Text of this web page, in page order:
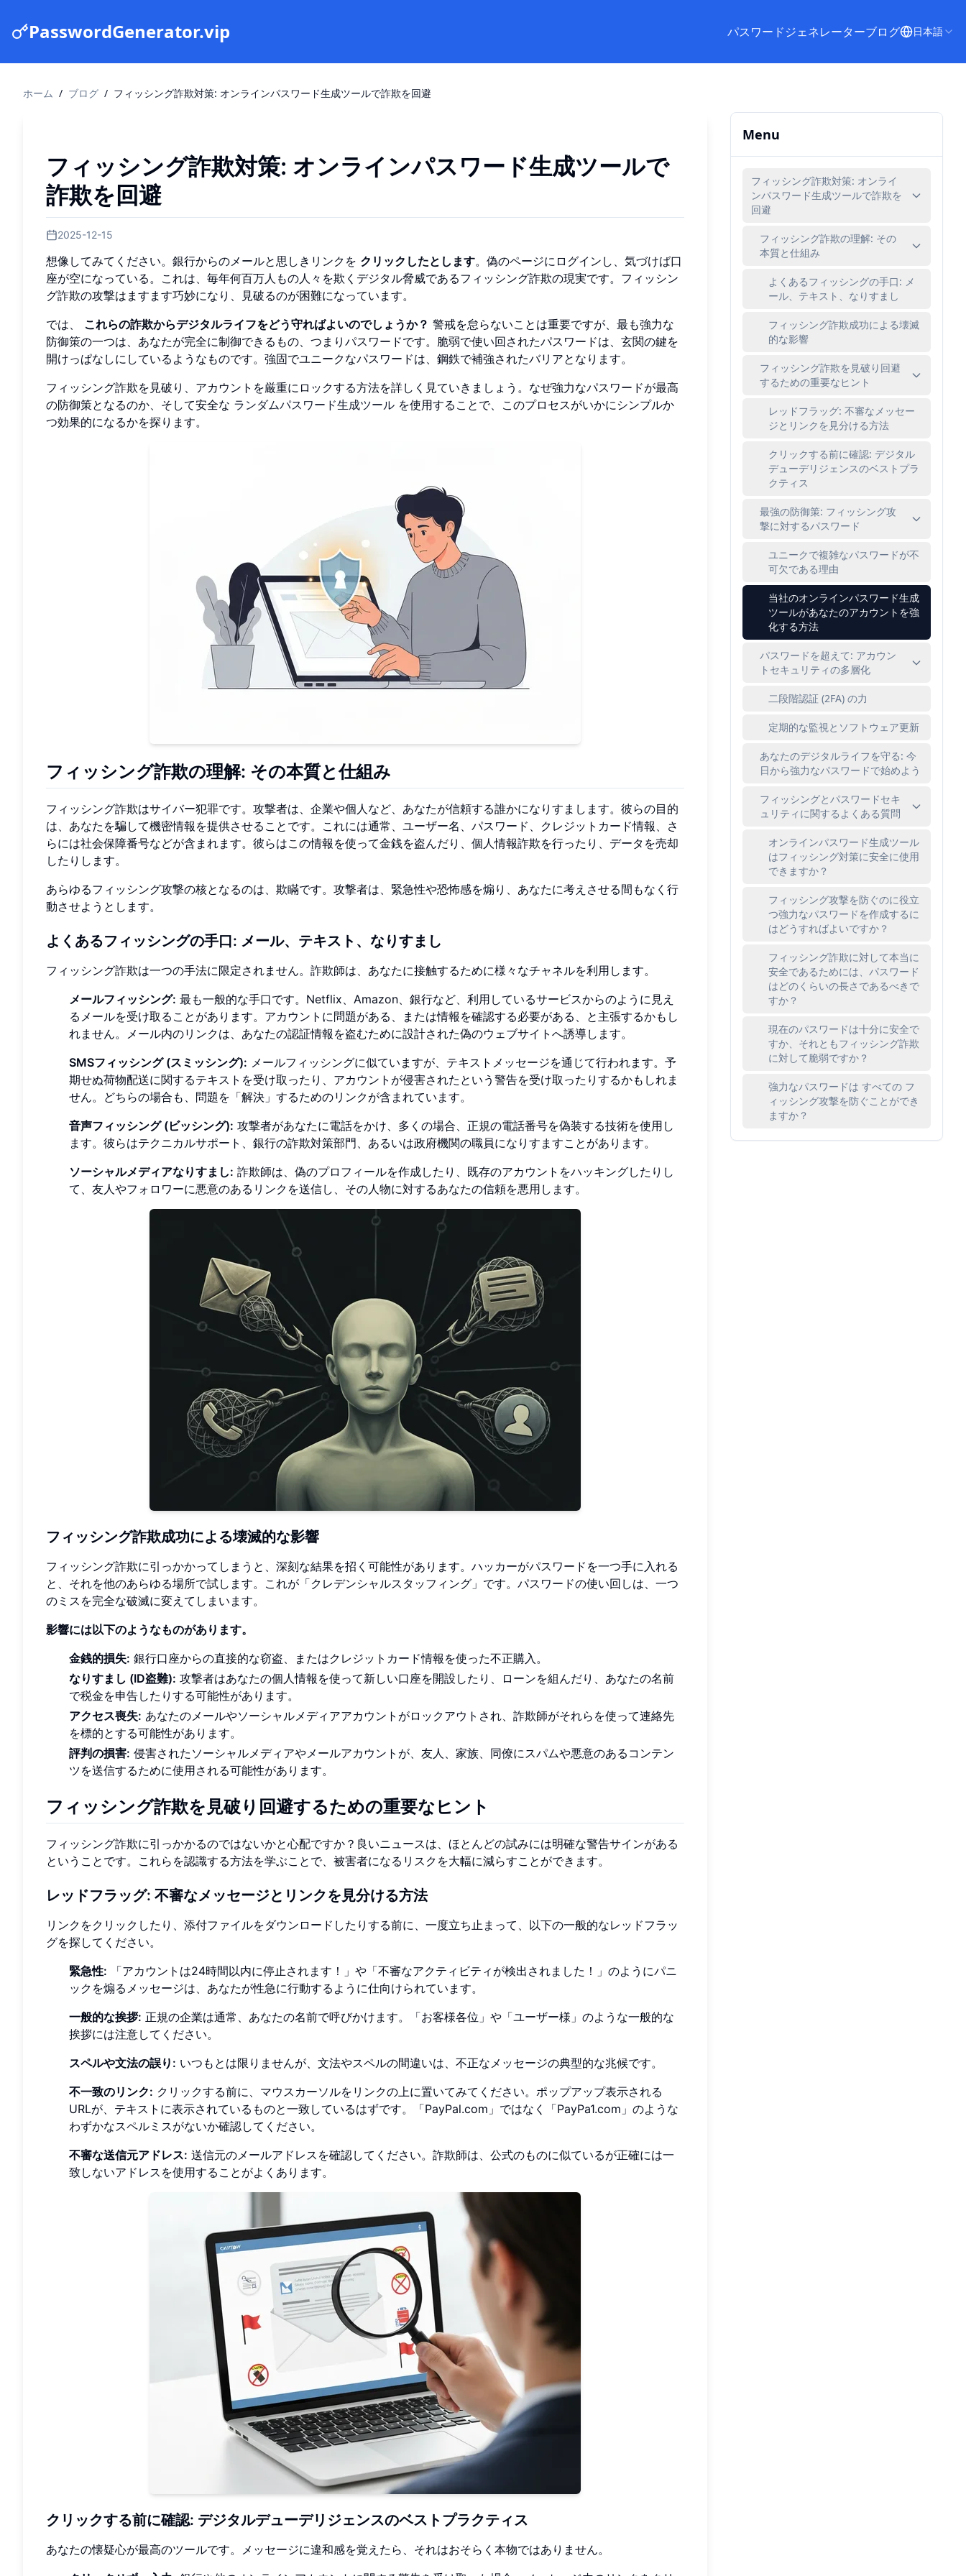
PasswordGenerator.vip パスワードジェネレーターブログ 日本語
ホーム / ブログ / フィッシング詐欺対策: オンラインパスワード生成ツールで詐欺を回避
フィッシング詐欺対策: オンラインパスワード生成ツールで
詐欺を回避
2025-12-15
想像してみてください。銀行からのメールと思しきリンクを クリックしたとします。偽のページにログインし、気づけば口
座が空になっている。これは、毎年何百万人もの人々を欺くデジタル脅威であるフィッシング詐欺の現実です。フィッシン
グ詐欺の攻撃はますます巧妙になり、見破るのが困難になっています。
では、 これらの詐欺からデジタルライフをどう守ればよいのでしょうか？ 警戒を怠らないことは重要ですが、最も強力な
防御策の一つは、あなたが完全に制御できるもの、つまりパスワードです。脆弱で使い回されたパスワードは、玄関の鍵を
開けっぱなしにしているようなものです。強固でユニークなパスワードは、鋼鉄で補強されたバリアとなります。
フィッシング詐欺を見破り、アカウントを厳重にロックする方法を詳しく見ていきましょう。なぜ強力なパスワードが最高
の防御策となるのか、そして安全な ランダムパスワード生成ツール を使用することで、このプロセスがいかにシンプルか
つ効果的になるかを探ります。
フィッシング詐欺の理解: その本質と仕組み
フィッシング詐欺はサイバー犯罪です。攻撃者は、企業や個人など、あなたが信頼する誰かになりすまします。彼らの目的
は、あなたを騙して機密情報を提供させることです。これには通常、ユーザー名、パスワード、クレジットカード情報、さ
らには社会保障番号などが含まれます。彼らはこの情報を使って金銭を盗んだり、個人情報詐欺を行ったり、データを売却
したりします。
あらゆるフィッシング攻撃の核となるのは、欺瞞です。攻撃者は、緊急性や恐怖感を煽り、あなたに考えさせる間もなく行
動させようとします。
よくあるフィッシングの手口: メール、テキスト、なりすまし
フィッシング詐欺は一つの手法に限定されません。詐欺師は、あなたに接触するために様々なチャネルを利用します。
メールフィッシング: 最も一般的な手口です。Netflix、Amazon、銀行など、利用しているサービスからのように見え
るメールを受け取ることがあります。アカウントに問題がある、または情報を確認する必要がある、と主張するかもし
れません。メール内のリンクは、あなたの認証情報を盗むために設計された偽のウェブサイトへ誘導します。
SMSフィッシング (スミッシング): メールフィッシングに似ていますが、テキストメッセージを通じて行われます。予
期せぬ荷物配送に関するテキストを受け取ったり、アカウントが侵害されたという警告を受け取ったりするかもしれま
せん。どちらの場合も、問題を「解決」するためのリンクが含まれています。
音声フィッシング (ビッシング): 攻撃者があなたに電話をかけ、多くの場合、正規の電話番号を偽装する技術を使用し
ます。彼らはテクニカルサポート、銀行の詐欺対策部門、あるいは政府機関の職員になりすますことがあります。
ソーシャルメディアなりすまし: 詐欺師は、偽のプロフィールを作成したり、既存のアカウントをハッキングしたりし
て、友人やフォロワーに悪意のあるリンクを送信し、その人物に対するあなたの信頼を悪用します。
フィッシング詐欺成功による壊滅的な影響
フィッシング詐欺に引っかかってしまうと、深刻な結果を招く可能性があります。ハッカーがパスワードを一つ手に入れる
と、それを他のあらゆる場所で試します。これが「クレデンシャルスタッフィング」です。パスワードの使い回しは、一つ
のミスを完全な破滅に変えてしまいます。
影響には以下のようなものがあります。
金銭的損失: 銀行口座からの直接的な窃盗、またはクレジットカード情報を使った不正購入。
なりすまし (ID盗難): 攻撃者はあなたの個人情報を使って新しい口座を開設したり、ローンを組んだり、あなたの名前
で税金を申告したりする可能性があります。
アクセス喪失: あなたのメールやソーシャルメディアアカウントがロックアウトされ、詐欺師がそれらを使って連絡先
を標的とする可能性があります。
評判の損害: 侵害されたソーシャルメディアやメールアカウントが、友人、家族、同僚にスパムや悪意のあるコンテン
ツを送信するために使用される可能性があります。
フィッシング詐欺を見破り回避するための重要なヒント
フィッシング詐欺に引っかかるのではないかと心配ですか？良いニュースは、ほとんどの試みには明確な警告サインがある
ということです。これらを認識する方法を学ぶことで、被害者になるリスクを大幅に減らすことができます。
レッドフラッグ: 不審なメッセージとリンクを見分ける方法
リンクをクリックしたり、添付ファイルをダウンロードしたりする前に、一度立ち止まって、以下の一般的なレッドフラッ
グを探してください。
緊急性: 「アカウントは24時間以内に停止されます！」や「不審なアクティビティが検出されました！」のようにパニ
ックを煽るメッセージは、あなたが性急に行動するように仕向けられています。
一般的な挨拶: 正規の企業は通常、あなたの名前で呼びかけます。「お客様各位」や「ユーザー様」のような一般的な
挨拶には注意してください。
スペルや文法の誤り: いつもとは限りませんが、文法やスペルの間違いは、不正なメッセージの典型的な兆候です。
不一致のリンク: クリックする前に、マウスカーソルをリンクの上に置いてみてください。ポップアップ表示される
URLが、テキストに表示されているものと一致しているはずです。「PayPal.com」ではなく「PayPa1.com」のような
わずかなスペルミスがないか確認してください。
不審な送信元アドレス: 送信元のメールアドレスを確認してください。詐欺師は、公式のものに似ているが正確には一
致しないアドレスを使用することがよくあります。
クリックする前に確認: デジタルデューデリジェンスのベストプラクティス
あなたの懐疑心が最高のツールです。メッセージに違和感を覚えたら、それはおそらく本物ではありません。
Menu
フィッシング詐欺対策: オンライ
ンパスワード生成ツールで詐欺を
回避
フィッシング詐欺の理解: その
本質と仕組み
よくあるフィッシングの手口: メ
ール、テキスト、なりすまし
フィッシング詐欺成功による壊滅
的な影響
フィッシング詐欺を見破り回避
するための重要なヒント
レッドフラッグ: 不審なメッセー
ジとリンクを見分ける方法
クリックする前に確認: デジタル
デューデリジェンスのベストプラ
クティス
最強の防御策: フィッシング攻
撃に対するパスワード
ユニークで複雑なパスワードが不
可欠である理由
当社のオンラインパスワード生成
ツールがあなたのアカウントを強
化する方法
パスワードを超えて: アカウン
トセキュリティの多層化
二段階認証 (2FA) の力
定期的な監視とソフトウェア更新
あなたのデジタルライフを守る: 今
日から強力なパスワードで始めよう
フィッシングとパスワードセキ
ュリティに関するよくある質問
オンラインパスワード生成ツール
はフィッシング対策に安全に使用
できますか？
フィッシング攻撃を防ぐのに役立
つ強力なパスワードを作成するに
はどうすればよいですか？
フィッシング詐欺に対して本当に
安全であるためには、パスワード
はどのくらいの長さであるべきで
すか？
現在のパスワードは十分に安全で
すか、それともフィッシング詐欺
に対して脆弱ですか？
強力なパスワードは すべての フ
ィッシング攻撃を防ぐことができ
ますか？